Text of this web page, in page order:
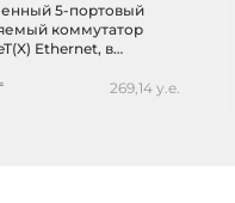
5-портовый
коммутатор
Ethernet, в
питание,269,14 у.е.